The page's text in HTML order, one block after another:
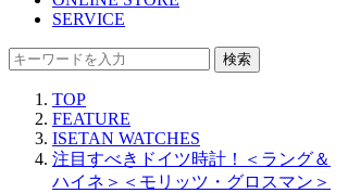
SERVICE
検索
TOP
FEATURE
ISETAN WATCHES
注目すべきドイツ時計！＜ラング＆
ハイネ＞＜モリッツ・グロスマン＞